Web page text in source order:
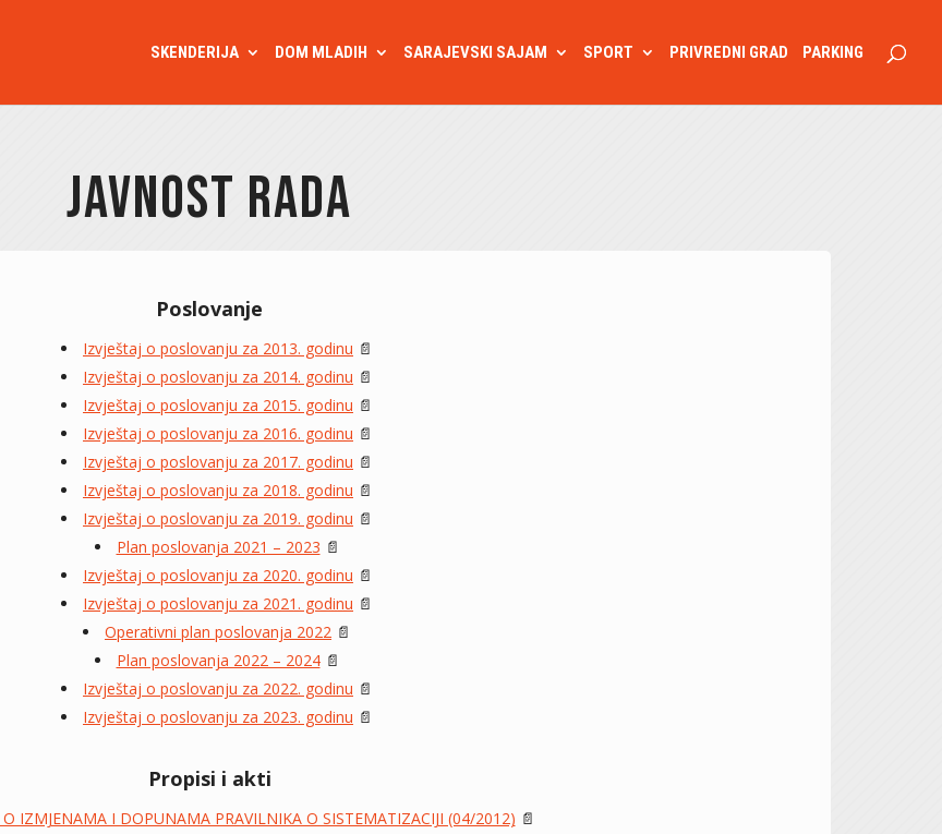
SKENDERIJA DOM MLADIH SARAJEVSKI SAJAM SPORT PRIVREDNI GRAD PARKING
Javnost rada
Poslovanje
Izvještaj o poslovanju za 2013. godinu 📄
Izvještaj o poslovanju za 2014. godinu 📄
Izvještaj o poslovanju za 2015. godinu 📄
Izvještaj o poslovanju za 2016. godinu 📄
Izvještaj o poslovanju za 2017. godinu 📄
Izvještaj o poslovanju za 2018. godinu 📄
Izvještaj o poslovanju za 2019. godinu 📄
Plan poslovanja 2021 – 2023 📄
Izvještaj o poslovanju za 2020. godinu 📄
Izvještaj o poslovanju za 2021. godinu 📄
Operativni plan poslovanja 2022 📄
Plan poslovanja 2022 – 2024📄
Izvještaj o poslovanju za 2022. godinu 📄
Izvještaj o poslovanju za 2023. godinu 📄
Propisi i akti
O IZMJENAMA I DOPUNAMA PRAVILNIKA O SISTEMATIZACIJI (04/2012) 📄